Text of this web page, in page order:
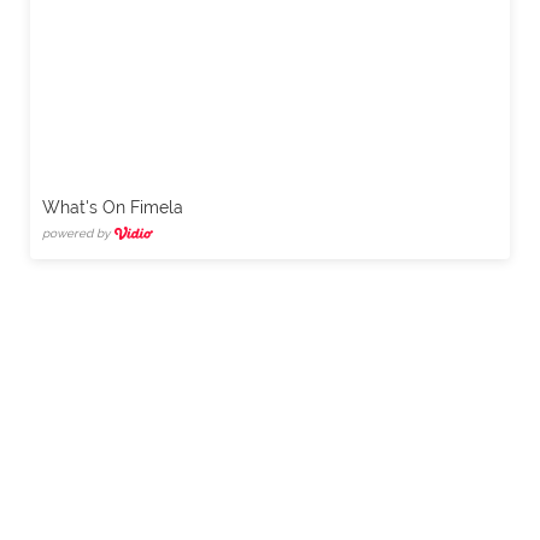
What's On Fimela
powered by